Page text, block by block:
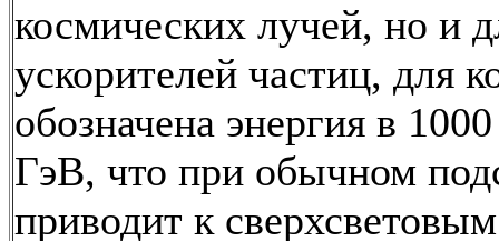
космических лучей, но и
ускорителей частиц, для
обозначена энергия в
ГэВ, что при обычном
приводит к